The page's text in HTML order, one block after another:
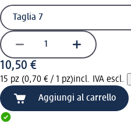
10,50 €
15 pz (0,70 € / 1 pz)incl. IVA escl.
Aggiungi al carrello